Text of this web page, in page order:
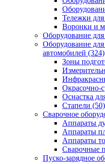
Тележки
Воронки и
Оборудование
Оборудование
автомобилей (324)
Зоны
Окрасочно-
Оснастка
Стапели (50)
Сварочное
Аппараты
Аппараты
Аппараты
Сварочные
Пуско-зарядное